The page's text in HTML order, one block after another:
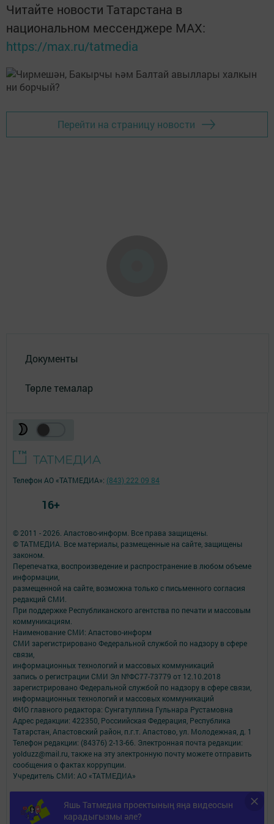
Читайте новости Татарстана в
национальном мессенджере MАХ:
https://max.ru/tatmedia
Перейти на страницу новости
Документы
Төрле темалар
Яшь Татмедиа проектының яңа видеосын
карадыгызмы әле?
© 2011 - 2026. Апастово-информ. Все права защищены.
© ТАТМЕДИА. Все материалы, размещенные на сайте, защищены
законом.
Перепечатка, воспроизведение и распространение в любом объеме
информации,
размещенной на сайте, возможна только с письменного согласия
редакций СМИ.
При поддержке Республиканского агентства по печати и массовым
коммуникациям.
Наименование СМИ: Апастово-информ
СМИ зарегистрировано Федеральной службой по надзору в сфере
связи,
информационных технологий и массовых коммуникаций
запись о регистрации СМИ Эл №ФС77-73779 от 12.10.2018
зарегистрировано Федеральной службой по надзору в сфере связи,
информационных технологий и массовых коммуникаций
ФИО главного редактора: Сунгатуллина Гульнара Рустамовна
Адрес редакции: 422350, Россиийская Федерация, Республика
Татарстан, Апастовский район, п.г.т. Апастово, ул. Молодежная, д. 1
Телефон редакции: (84376) 2-13-66. Электронная почта редакции:
yolduzz@mail.ru, также на эту электронную почту можете отправить
сообщения о фактах коррупции.
Учредитель СМИ: АО «ТАТМЕДИА»
Антикоррупционная политика
АО «ТАТМЕДИА» использует «cookie»для персонализации сервисов и
удобства пользователей сайтом.
Телефон АО «ТАТМЕДИА»: (843) 222 09 84
16+